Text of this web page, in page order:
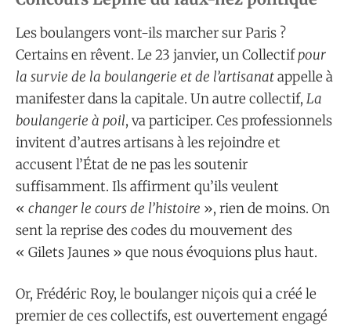
Les boulangers vont-ils marcher sur Paris ?
Certains en rêvent. Le 23 janvier, un Collectifpour
la survie de la boulangerie et de l’artisanatappelle à
manifester dans la capitale. Un autre collectif, La
boulangerie à poil, va participer. Ces professionnels
invitent d’autres artisans à les rejoindre et
accusent l’État de ne pas les soutenir
suffisamment. Ils affirment qu’ils veulent
« changer le cours de l’histoire », rien de moins. On
sent la reprise des codes du mouvement des
« Gilets Jaunes » que nous évoquions plus haut.
Or, Frédéric Roy, le boulanger niçois qui a créé le
premier de ces collectifs, est ouvertement engagé